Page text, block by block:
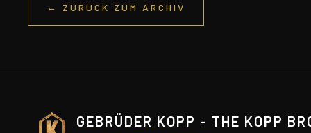
← ZURÜCK ZUM ARCHIV
GEBRÜDER KOPP - THE KOPP